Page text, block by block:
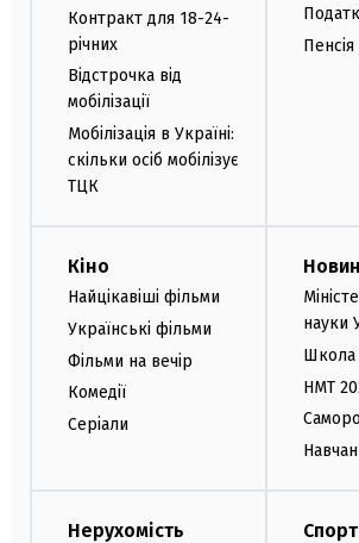
Контракт для 18-24-
річних
Відстрочка від
мобілізації
Мобілізація в Україні:
скільки осіб мобілізує
ТЦК
Пенсія
Кіно
Найцікавіші фільми
Українські фільми
Фільми на вечір
Комедії
Серіали
науки
Школа
НМТ
Нерухомість Спорт